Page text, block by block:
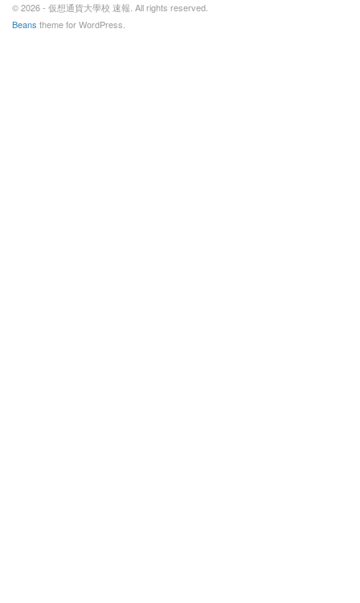
© 2026 - 仮想通貨大學校 速報. All rights reserved.
Beans theme for WordPress.